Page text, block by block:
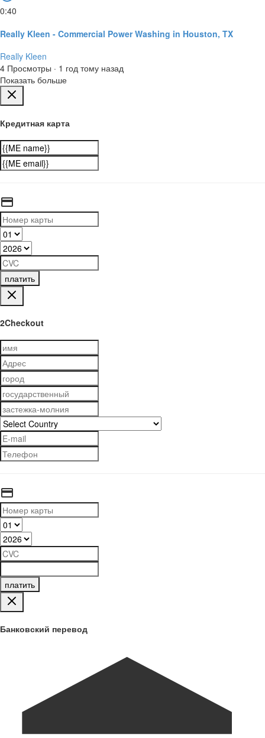
0:40
Really Kleen - Commercial Power Washing in Houston, TX
Really Kleen
4 Просмотры · 1 год тому назад
Показать больше
Кредитная карта
платить
2Checkout
платить
Банковский перевод